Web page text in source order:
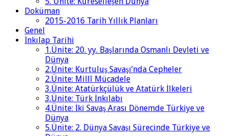
Doküman
2015-2016 Tarih Yıllık Planları
Genel
İnkılap Tarihi
1.Ünite: 20. yy. Başlarında Osmanlı Devleti ve
Dünya
2.Ünite: Kurtuluş Savaşı’nda Cepheler
2.Ünite: Millî Mücadele
3.Ünite: Atatürkçülük ve Atatürk İlkeleri
3.Ünite: Türk İnkılabı
4.Ünite: İki Savaş Arası Dönemde Türkiye ve
Dünya
5.Ünite: 2. Dünya Savaşı Sürecinde Türkiye ve